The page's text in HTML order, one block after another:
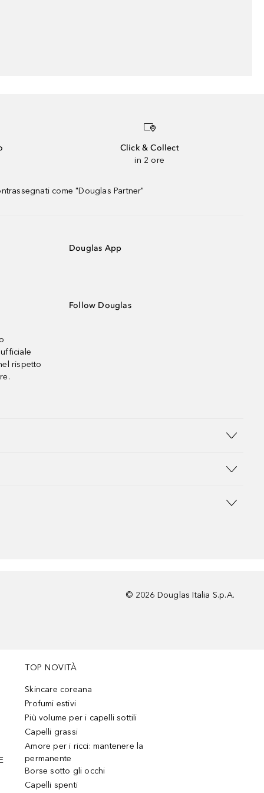
Click & Collect
in 2 ore
come "Douglas Partner"
rispetto
Douglas App
Follow Douglas
© 2026 Douglas Italia S.p.A.
TOP NOVITÀ
Skincare coreana
Profumi estivi
Più volume per i capelli sottili
Capelli grassi
Amore per i ricci: mantenere la
permanente
Borse sotto gli occhi
Capelli spenti